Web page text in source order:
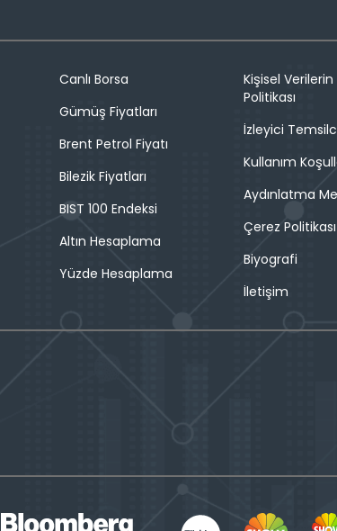
Canlı Borsa
Gümüş Fiyatları
Brent Petrol Fiyatı
Bilezik Fiyatları
BIST 100 Endeksi
Altın Hesaplama
Yüzde Hesaplama
Kişisel Verilerin
Politikası
İzleyici
Kullanım
Aydınlatma
Çerez Politikası
Biyografi
İletişim